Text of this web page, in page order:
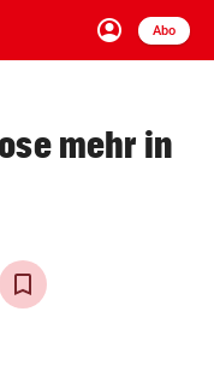
account_circle
Anmelden
Abo
close Schließen
arrow_right
mehr in